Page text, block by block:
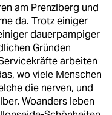
am Prenzlberg und
da. Trotz einiger
dauerpampiger
Gründen
arbeiten
wo viele Menschen
die nerven, und
Woanders leben